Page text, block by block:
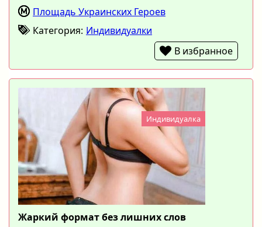
Площадь Украинских Героев
Категория: Индивидуалки
В избранное
Индивидуалка
Жаркий формат без лишних слов